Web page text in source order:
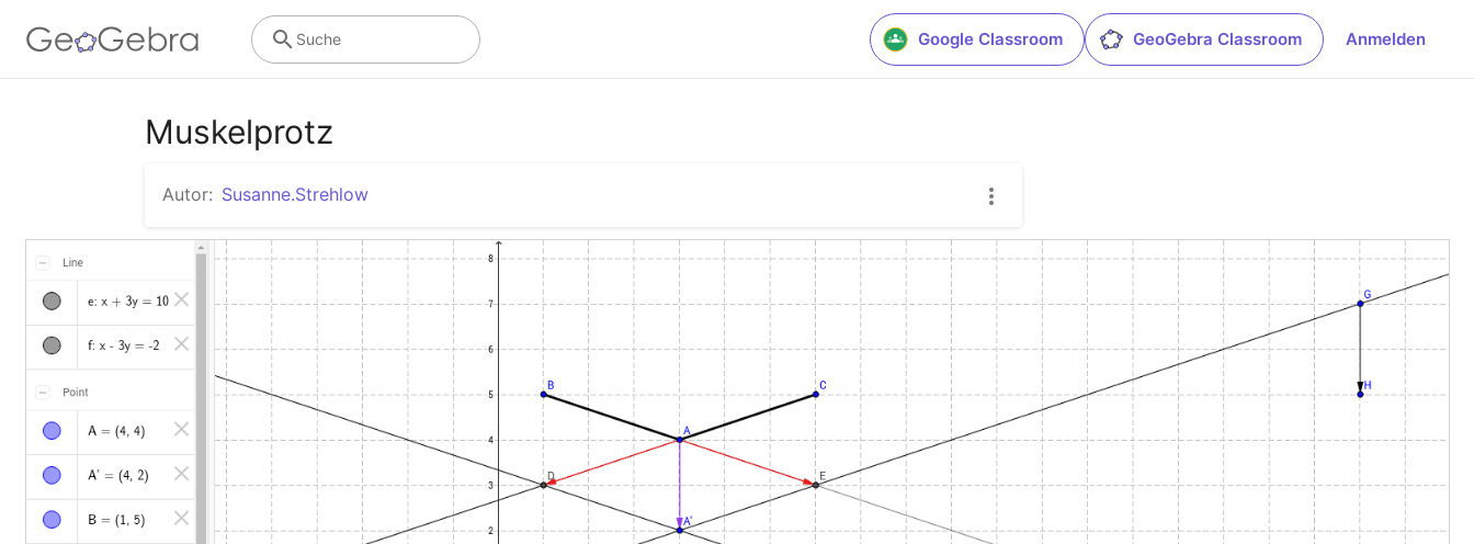
Google Classroom GeoGebra Classroom Anmelden
Suche
Muskelprotz
Autor: Susanne.Strehlow